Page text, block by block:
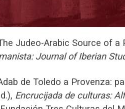
Judeo-Arabic Source of a
Journal of Iberian
de Toledo a Provenza:
Encrucijada de culturas: